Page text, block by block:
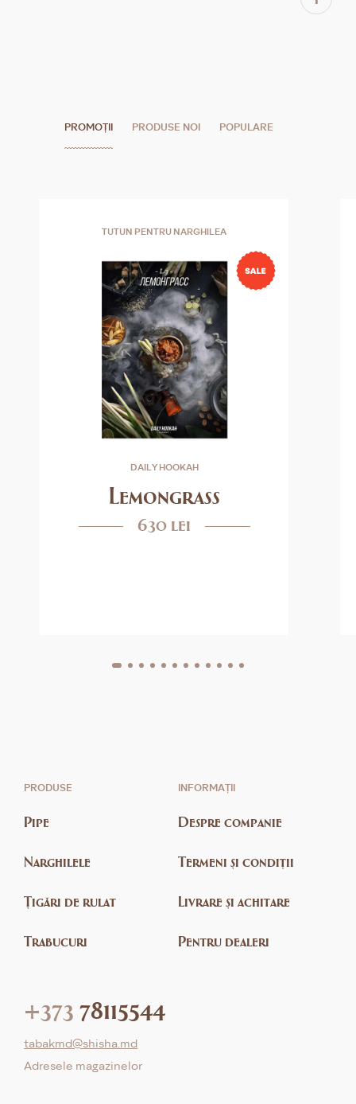
PROMOȚII PRODUSE NOI POPULARE
TUTUN PENTRU NARGHILEA
DAILY HOOKAH
Lemongrass
630 lei
PRODUSE
Pipe
Narghilele
Țigări de rulat
Trabucuri
INFORMAȚII
Despre companie
Termeni și condiții
Livrare și achitare
Pentru dealeri
+373 78115544
tabakmd@shisha.md
Adresele magazinelor